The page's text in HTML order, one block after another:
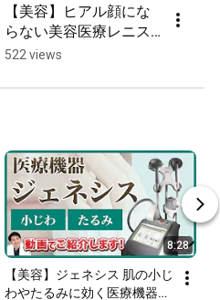
【美容】ヒアル顔にな
らない美容医療レニス
ナをご紹介します！
522 views
8:28
【美容】ジェネシス 肌の小じ
わやたるみに効く医療機器を